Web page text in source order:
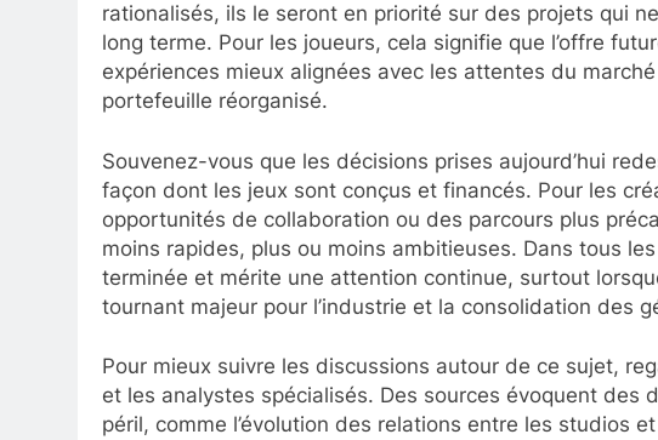
rationalisés, ils le seront en priorité sur des projets qui
long terme. Pour les joueurs, cela signifie que l’offre
expériences mieux alignées avec les attentes du
portefeuille réorganisé.
Souvenez-vous que les décisions prises aujourd’hui
façon dont les jeux sont conçus et financés. Pour les
opportunités de collaboration ou des parcours plus
moins rapides, plus ou moins ambitieuses. Dans tous
terminée et mérite une attention continue, surtout
tournant majeur pour l’industrie et la consolidation des
Pour mieux suivre les discussions autour de ce sujet,
et les analystes spécialisés. Des sources évoquent des
péril, comme l’évolution des relations entre les studios